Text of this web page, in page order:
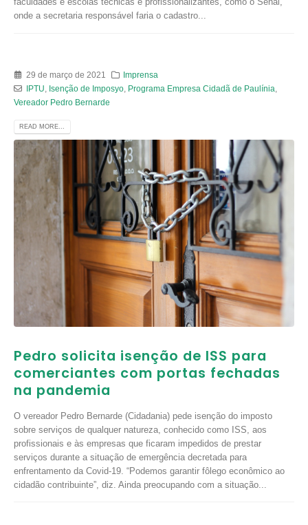
onde a secretaria responsável faria o cadastro...
29 de março de 2021
Imprensa
IPTU
Isenção de Imposyo, Programa Empresa Cidadã de Paulínia
Vereador Pedro Bernarde
READ MORE...
Pedro solicita isenção de ISS para
comerciantes com portas fechadas
na pandemia
O vereador Pedro Bernarde (Cidadania) pede isenção do imposto
sobre serviços de qualquer natureza, conhecido como ISS, aos
profissionais e às empresas que ficaram impedidos de prestar
serviços durante a situação de emergência decretada para
enfrentamento da Covid-19. “Podemos garantir fôlego econômico ao
cidadão contribuinte”, diz. Ainda preocupando com a situação...